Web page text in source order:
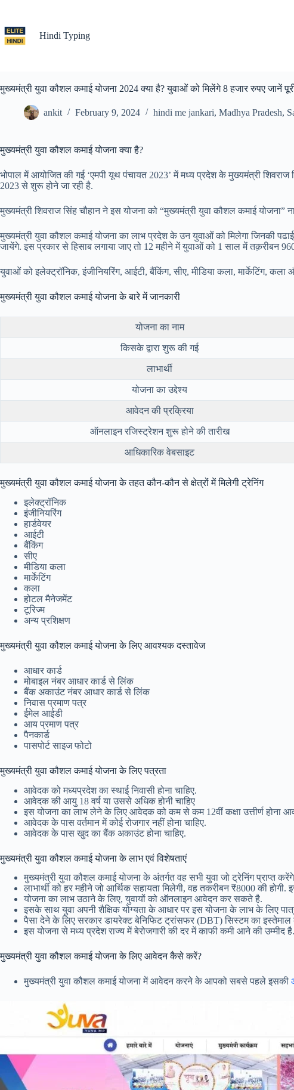
content
Hindi Typing
मुख्यमंत्री युवा कौशल कमाई योजना 2024 क्या है? युवाओं को मिलेंगे 8 हजार रुपए जानें
ankit February 9, 2024 hindi me jankari, Madhya Pradesh,
मुख्यमंत्री युवा कौशल कमाई योजना क्या है?
भोपाल में आयोजित की गई ‘एमपी यूथ पंचायत 2023’ में मध्य प्रदेश के मुख्यमंत्री
2023 से शुरू होने जा रही है.
मुख्यमंत्री शिवराज सिंह चौहान ने इस योजना को “मुख्यमंत्री युवा कौशल कमाई
मुख्यमंत्री युवा कौशल कमाई योजना का लाभ प्रदेश के उन युवाओं को मिलेगा जिनकी
जायेंगे. इस प्रकार से हिसाब लगाया जाए तो 12 महीने में युवाओं को 1 साल में तक़रीबन
युवाओं को इलेक्ट्रॉनिक, इंजीनियरिंग, आईटी, बैंकिंग, सीए, मीडिया कला, मार्केटिंग,
मुख्यमंत्री युवा कौशल कमाई योजना के बारे में जानकारी
योजना का नाम
किसके द्वारा शुरू की गई
लाभार्थी
योजना का उद्देश्य
आवेदन की प्रक्रिया
ऑनलाइन रजिस्ट्रेशन शुरू होने की तारीख
आधिकारिक वेबसाइट
मुख्यमंत्री युवा कौशल कमाई योजना के तहत कौन-कौन से क्षेत्रों में मिलेगी ट्रेनिंग
इलेक्ट्रॉनिक
इंजीनियरिंग
हार्डवेयर
आईटी
बैंकिंग
सीए
मीडिया कला
मार्केटिंग
कला
होटल मैनेजमेंट
टूरिज्म
अन्य प्रशिक्षण
मुख्यमंत्री युवा कौशल कमाई योजना के लिए आवश्यक दस्तावेज
आधार कार्ड
मोबाइल नंबर आधार कार्ड से लिंक
बैंक अकाउंट नंबर आधार कार्ड से लिंक
निवास प्रमाण पत्र
ईमेल आईडी
आय प्रमाण पत्र
पैनकार्ड
पासपोर्ट साइज फोटो
मुख्यमंत्री युवा कौशल कमाई योजना के लिए पत्रता
आवेदक को मध्यप्रदेश का स्थाई निवासी होना चाहिए.
आवेदक की आयु 18 वर्ष या उससे अधिक होनी चाहिए
इस योजना का लाभ लेने के लिए आवेदक को कम से कम 12वीं कक्षा उत्तीर्ण होना
आवेदक के पास वर्तमान में कोई रोजगार नहीं होना चाहिए.
आवेदक के पास खुद का बैंक अकाउंट होना चाहिए.
मुख्यमंत्री युवा कौशल कमाई योजना के लाभ एवं विशेषताएं
मुख्यमंत्री युवा कौशल कमाई योजना के अंतर्गत वह सभी युवा जो ट्रेनिंग प्राप्त
लाभार्थी को हर महीने जो आर्थिक सहायता मिलेगी, वह तकरीबन ₹8000 की
योजना का लाभ उठाने के लिए, युवायों को ऑनलाइन आवेदन कर सकते है.
इसके साथ युवा अपनी शैक्षिक योग्यता के आधार पर इस योजना के लाभ के लिए
पैसा देने के लिए सरकार डायरेक्ट बेनिफिट ट्रांसफर (DBT) सिस्टम का
इस योजना से मध्य प्रदेश राज्य में बेरोजगारी की दर में काफी कमी आने की उम्मीद है.
मुख्यमंत्री युवा कौशल कमाई योजना के लिए आवेदन कैसे करें?
मुख्यमंत्री युवा कौशल कमाई योजना में आवेदन करने के आपको सबसे पहले इसकी